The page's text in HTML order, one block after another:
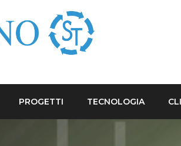
PROGETTI TECNOLOGIA